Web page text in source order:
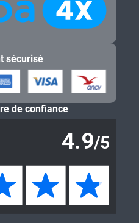
sécurisé
de confiance